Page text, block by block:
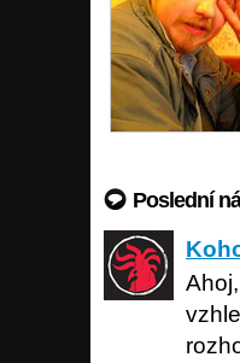
Poslední
Kohout
Ahoj,